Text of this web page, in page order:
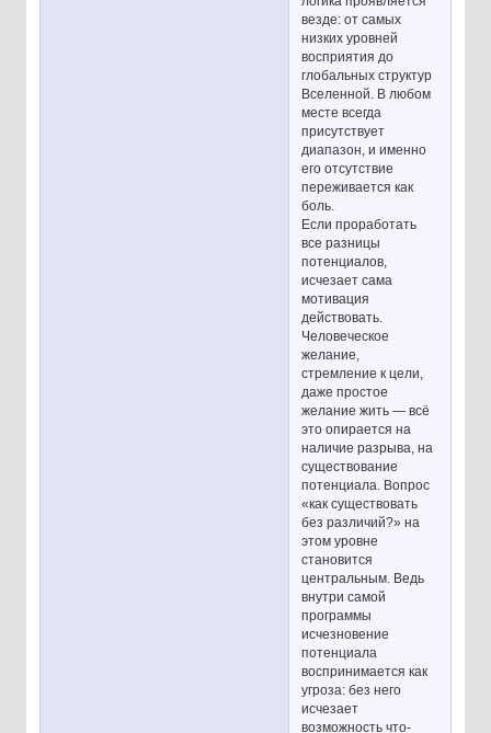
везде: от самых
низких уровней
восприятия до
глобальных структур
Вселенной. В любом
месте всегда
присутствует
диапазон, и именно
его отсутствие
переживается как
боль.
Если проработать
все разницы
потенциалов,
исчезает сама
мотивация
действовать.
Человеческое
желание,
стремление к цели,
даже простое
желание жить — всё
это опирается на
наличие разрыва, на
существование
потенциала. Вопрос
«как существовать
без различий?» на
этом уровне
становится
центральным. Ведь
внутри самой
программы
исчезновение
потенциала
воспринимается как
угроза: без него
исчезает
возможность что-